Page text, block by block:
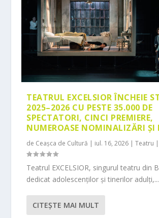
TEATRUL EXCELSIOR ÎNCHEIE
2025–2026 CU PESTE 35.000 DE
SPECTATORI, CINCI PREMIERE,
NUMEROASE NOMINALIZĂRI ȘI
de Ceașca de Cultură | iul. 16, 2026 |Teatru |
Teatrul EXCELSIOR, singurul teatru din
dedicat adolescenților și tinerilor adulți,...
CITEŞTE MAI MULT